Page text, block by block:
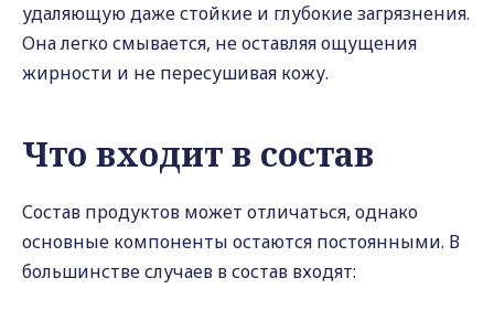
удаляющую даже стойкие и глубокие загрязнения.
Она легко смывается, не оставляя ощущения
жирности и не пересушивая кожу.
Что входит в состав
Состав продуктов может отличаться, однако
основные компоненты остаются постоянными. В
большинстве случаев в состав входят: